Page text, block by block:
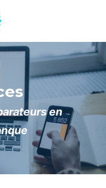
en